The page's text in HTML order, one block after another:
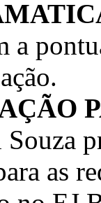
as